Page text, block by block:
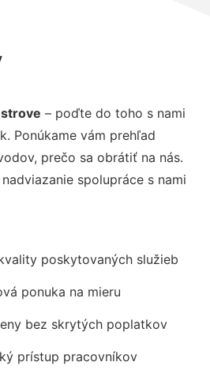
– poďte do toho s nami
Ponúkame vám prehľad
prečo sa obrátiť na nás.
spolupráce s nami
poskytovaných služieb
ponuka na mieru
bez skrytých poplatkov
prístup pracovníkov